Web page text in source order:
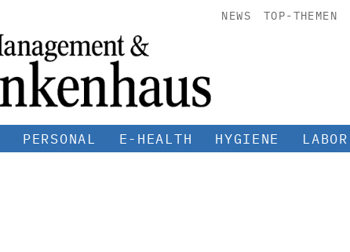
NEWS TOP-THEMEN
PERSONAL E-HEALTH HYGIENE LABOR